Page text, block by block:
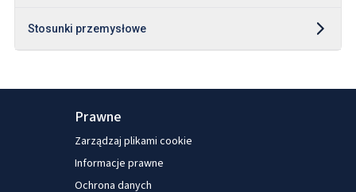
Stosunki przemysłowe
Prawne
Zarządzaj plikami cookie
Informacje prawne
Ochrona danych